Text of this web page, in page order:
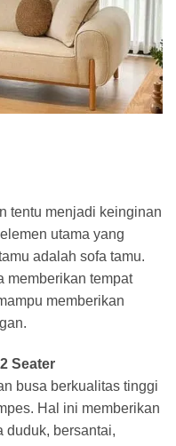
tentu menjadi keinginan
utama yang
adalah sofa tamu.
memberikan tempat
memberikan
Seater
busa berkualitas tinggi
Hal ini memberikan
duduk, bersantai,